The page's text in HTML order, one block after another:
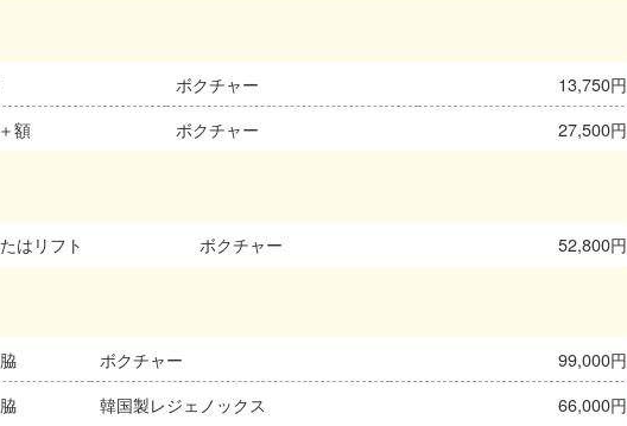
ボクチャー
13,750円
額 ボクチャー 27,500円
はリフト ボクチャー 52,800円
脇 ボクチャー
99,000円
脇 韓国製レジェノックス 66,000円